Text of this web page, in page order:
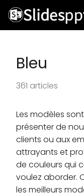
Bleu
361 articles
Les modèles
présenter de
clients ou aux
attrayants et
de couleurs qui
voulez aborder.
les meilleurs